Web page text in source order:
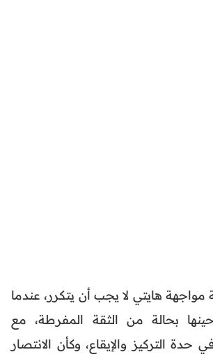
هايتي لا يجب أن يتكرر، عندما
بحالة من الثقة المفرطة، مع
التركيز والإيقاع، وكأن الانتصار